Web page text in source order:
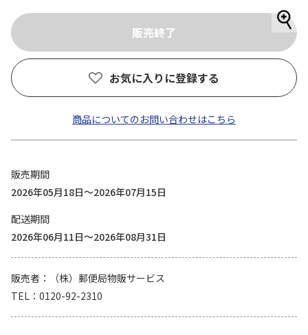
お気に入りに登録する
商品についてのお問い合わせはこちら
販売期間
2026年05月18日～2026年07月15日
配送期間
2026年06月11日～2026年08月31日
販売者
（株）郵便局物販サービス
TEL
0120-92-2310